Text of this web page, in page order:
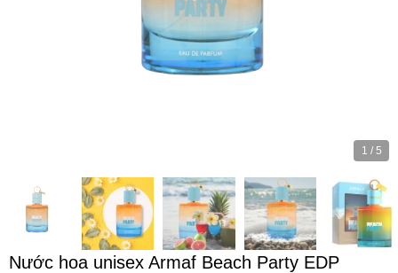
1 / 5
Nước hoa unisex Armaf Beach Party EDP